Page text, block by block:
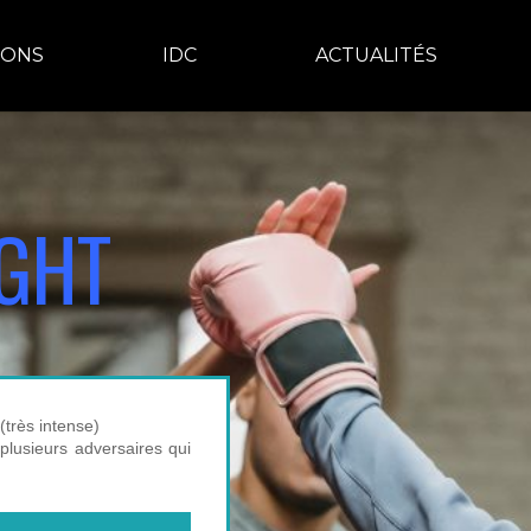
IDC ACTUALITÉS
(très intense)
adversaires qui